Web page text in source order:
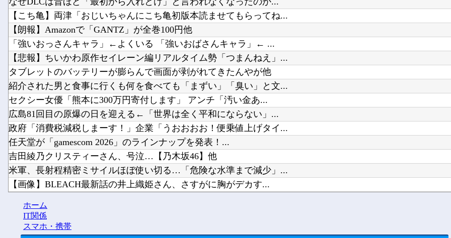
【こち亀】両津「おじいちゃんにこち亀初版本読ませてもらってね...
【朗報】Amazonで「GANTZ」が全巻100円他
「強いおっさんキャラ」←よくいる 「強いおばさんキャラ」← ...
【悲報】ちいかわ原作セイレーン編リアルタイム勢「つまんねえ」...
タブレットのバッテリーが膨らんで画面が剥がれてきたんやが他
紹介された男と食事に行くも何を食べても「まずい」「臭い」と文...
セクシー女優「熊本に300万円寄付します」 アンチ「汚い金あ...
広島81回目の原爆の日を迎える←「世界は全く平和にならない」...
政府「消費税減税しまーす！」企業「うおおおお！便乗値上げタイ...
任天堂が「gamescom 2026」のラインナップを発表！...
吉田綾乃クリスティーさん、号泣…【乃木坂46】他
米軍、長射程精密ミサイルほぼ使い切る…「危険な水準まで減少」...
【画像】BLEACH最新話の井上織姫さん、さすがに胸がデカす...
釘宮理恵の声聞くだけでムクムクするんだが？他
ホーム
IT関係
スマホ・携帯